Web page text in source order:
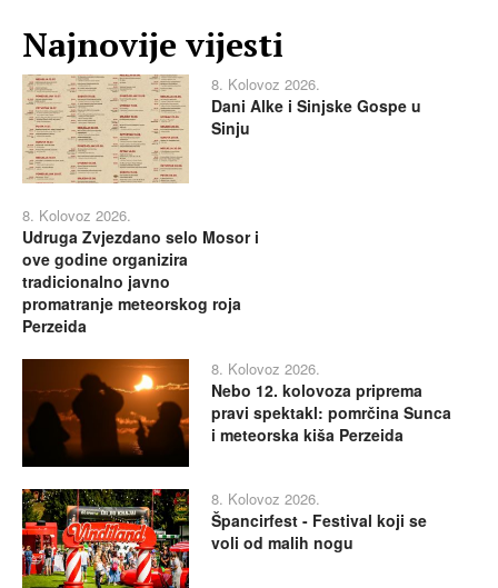
Najnovije vijesti
8. Kolovoz 2026.
Dani Alke i Sinjske Gospe u
Sinju
8. Kolovoz 2026.
Udruga Zvjezdano selo Mosor i
ove godine organizira
tradicionalno javno
promatranje meteorskog roja
Perzeida
8. Kolovoz 2026.
Nebo 12. kolovoza priprema
pravi spektakl: pomrčina Sunca
i meteorska kiša Perzeida
8. Kolovoz 2026.
Špancirfest - Festival koji se
voli od malih nogu